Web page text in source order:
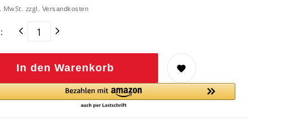
MwSt. zzgl. Versandkosten
In den Warenkorb